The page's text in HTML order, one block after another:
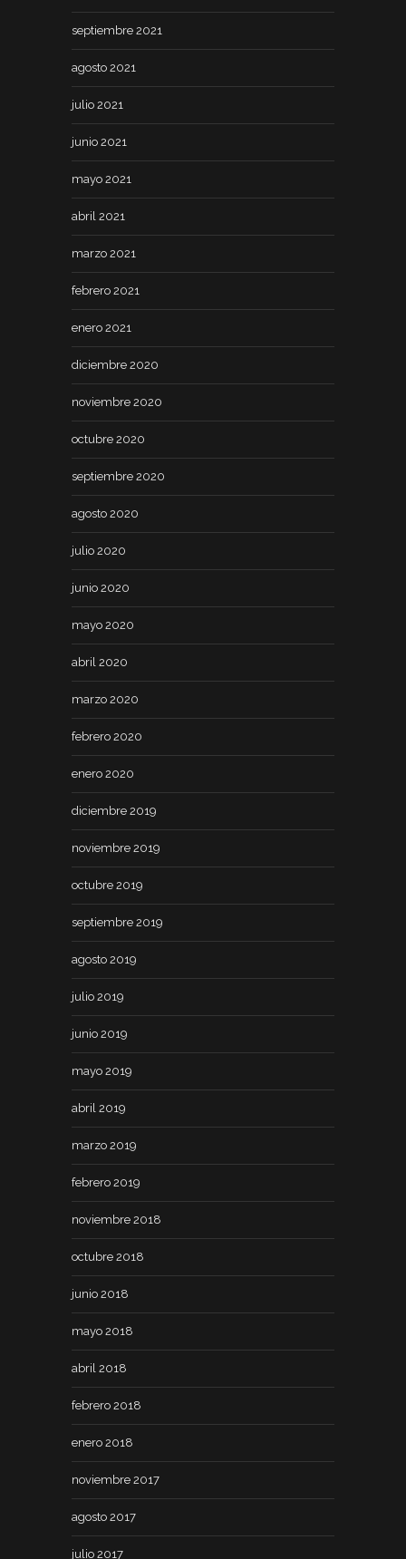
septiembre 2021
agosto 2021
julio 2021
junio 2021
mayo 2021
abril 2021
marzo 2021
febrero 2021
enero 2021
diciembre 2020
noviembre 2020
octubre 2020
septiembre 2020
agosto 2020
julio 2020
junio 2020
mayo 2020
abril 2020
marzo 2020
febrero 2020
enero 2020
diciembre 2019
noviembre 2019
octubre 2019
septiembre 2019
agosto 2019
julio 2019
junio 2019
mayo 2019
abril 2019
marzo 2019
febrero 2019
noviembre 2018
octubre 2018
junio 2018
mayo 2018
abril 2018
febrero 2018
enero 2018
noviembre 2017
agosto 2017
julio 2017